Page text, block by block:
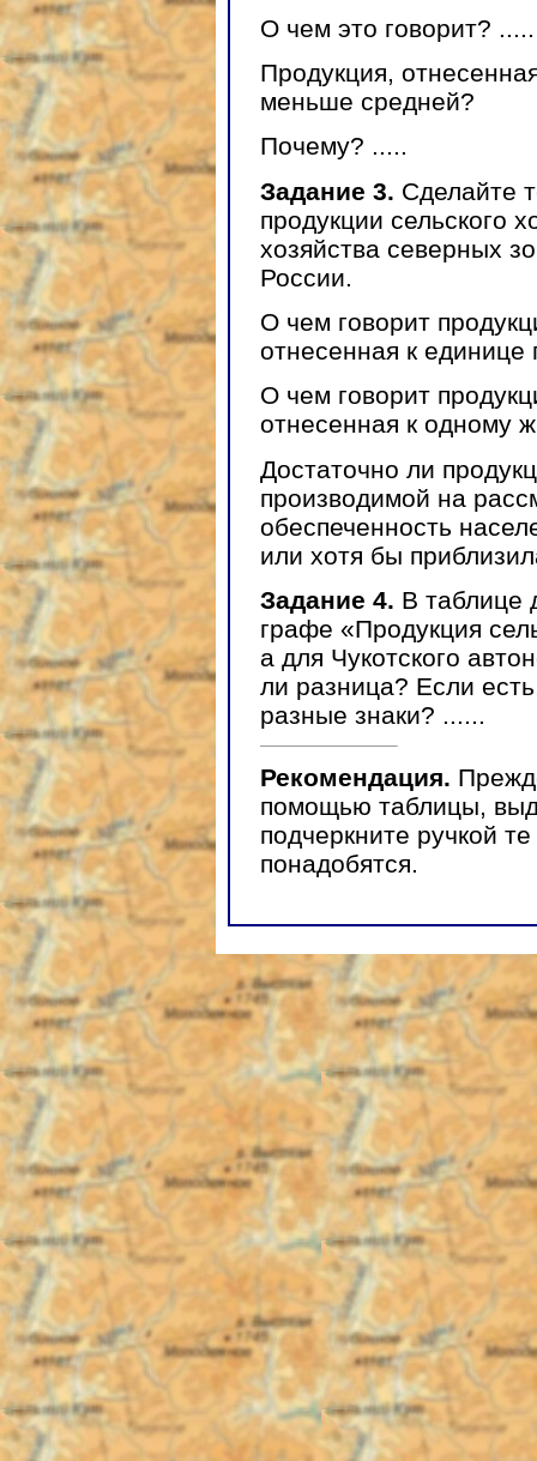
О чем это говорит? .....
Продукция,
меньше средней?
Почему? .....
Задание 3. Сделайте
продукции сельского
хозяйства северных
России.
О чем говорит
отнесенная к
О чем говорит
отнесенная к одному
Достаточно ли
производимой на
обеспеченность
или хотя бы
Задание 4. В таблице
графе «Продукция
а для Чукотского
ли разница? Если
разные знаки? ......
Рекомендация.
помощью таблицы,
подчеркните ручкой
понадобятся.